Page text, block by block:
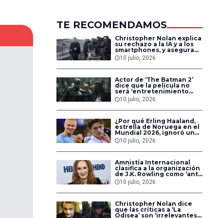
TE RECOMENDAMOS
Christopher Nolan explica
su rechazo a la IA y a los
smartphones, y asegura
que los jóvenes son más
conscientes de sus
riesgos
10 julio, 2026
Actor de ‘The Batman 2’
dice que la película no
será ‘entretenimiento
frívolo de cómics’ y la
compara con el cine de
Martin Scorsese
10 julio, 2026
¿Por qué Erling Haaland,
estrella de Noruega en el
Mundial 2026, ignoró una
invitación de Tom
Holland?
10 julio, 2026
Amnistía Internacional
clasifica a la organización
de J.K. Rowling como ‘anti-
derechos’
10 julio, 2026
Christopher Nolan dice
que las críticas a ‘La
Odisea’ son ‘irrelevantes’